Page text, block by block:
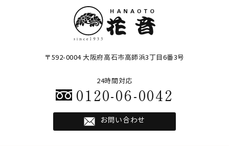
〒592-0004 大阪府高石市高師浜3丁目6番3号
24時間対応
0120-06-0042
お問い合わせ